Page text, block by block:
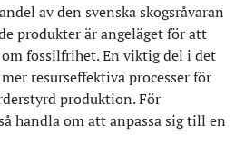
av den svenska skogsråvaran
produkter är angeläget för att
fossilfrihet. En viktig del i det
resurseffektiva processer för
produktion. För
handla om att anpassa sig till en